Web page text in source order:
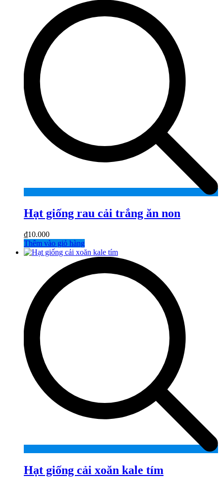
Hạt giống rau cải trắng ăn non
₫10.000
Thêm vào giỏ hàng
Hạt giống cải xoăn kale tím